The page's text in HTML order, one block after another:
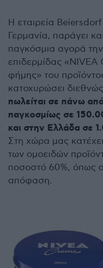
Η εταιρεία
Γερμανία, παράγει
παγκόσμια αγορά
επιδερμίδας «NIVEA
φήμης» του
κατοχυρώσει
πωλείται σε πάνω
παγκοσμίως σε
και στην Ελλάδα σε
Στη χώρα μας
των ομοειδών
ποσοστό 60%, όπως
απόφαση.